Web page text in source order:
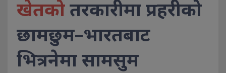
खेतकोतरकारीमा प्रहरीको
छामछुम–भारतबाट
भित्रनेमा सामसुम